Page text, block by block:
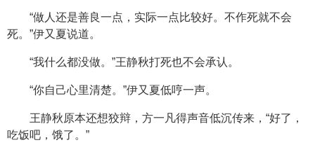
“做人还是善良一点，实际一点比较好。不作死就不会
死。”伊又夏说道。
“我什么都没做。”王静秋打死也不会承认。
“你自己心里清楚。”伊又夏低哼一声。
王静秋原本还想狡辩，方一凡得声音低沉传来，“好了，
吃饭吧，饿了。”